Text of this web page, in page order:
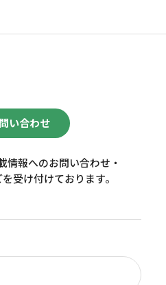
い合わせ
情報へのお問い合わせ・
受け付けております。